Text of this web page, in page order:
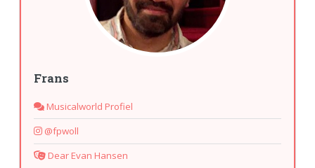
Frans
Musicalworld Profiel
@fpwoll
Dear Evan Hansen